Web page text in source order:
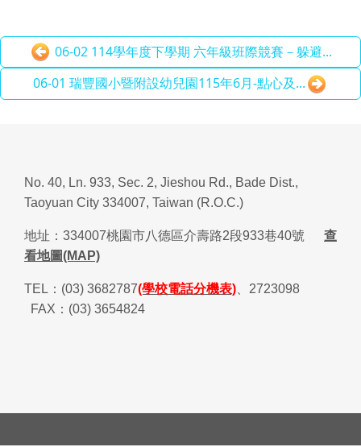
06-02 114學年度下學期 六年級班際競賽－躲避...
06-01 瑞豐國小暨附設幼兒園115年6月-點心及...
No. 40, Ln. 933, Sec. 2, Jieshou Rd., Bade Dist.,
Taoyuan City 334007, Taiwan (R.O.C.)
地址： 334007桃園市八德區介壽路2段933巷40號
查
看地圖(MAP)
TEL ： (03) 3682787(學校電話分機表)
2723098
FAX ： (03) 3654824